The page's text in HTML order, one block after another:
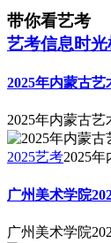
带你看艺考
艺考信息时光
2025年内蒙古
2025年内蒙古
2025艺考2025
广州美术学院
广州美术学院